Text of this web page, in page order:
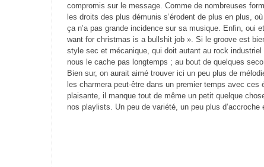
compromis sur le message. Comme de nombreuses
les droits des plus démunis s’érodent de plus en plus,
ça n’a pas grande incidence sur sa musique. Enfin, oui
want for christmas is a bullshit job ». Si le groove est
style sec et mécanique, qui doit autant au rock
nous le cache pas longtemps ; au bout de quelques
Bien sur, on aurait aimé trouver ici un peu plus de
les charmera peut-être dans un premier temps avec
plaisante, il manque tout de même un petit quelque
nos playlists. Un peu de variété, un peu plus